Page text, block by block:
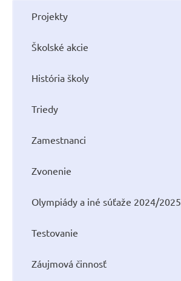
Projekty
Školské akcie
História školy
Triedy
Zamestnanci
Zvonenie
Olympiády a iné súťaže 2024/2025
Testovanie
Záujmová činnosť